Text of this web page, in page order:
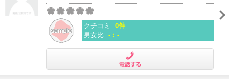
クチコミ
0件
男女比 -：-